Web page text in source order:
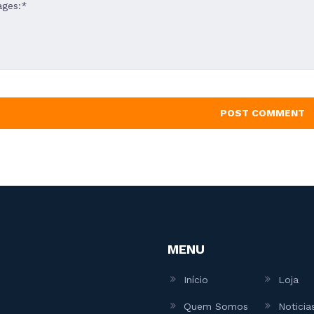
MENU
Início Loja
Quem Somos